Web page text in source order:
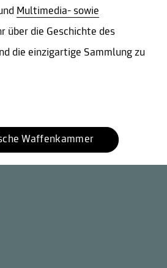
Multimedia- sowie
über die Geschichte des
die einzigartige Sammlung zu
Waffenkammer